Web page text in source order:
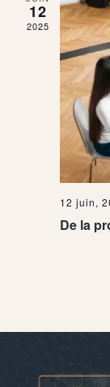
12
2025
12 juin,
De la